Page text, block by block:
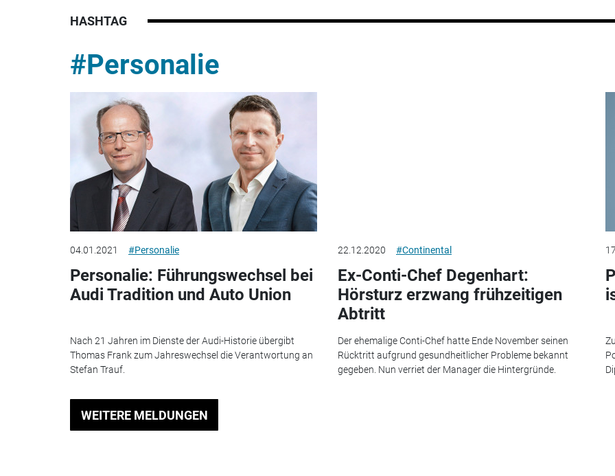
HASHTAG
#Personalie
04.01.2021 #Personalie
Personalie: Führungswechsel bei
Audi Tradition und Auto Union
Nach 21 Jahren im Dienste der Audi-Historie übergibt
Thomas Frank zum Jahreswechsel die Verantwortung an
Stefan Trauf.
22.12.2020 #Continental
Ex-Conti-Chef Degenhart:
Hörsturz erzwang frühzeitigen
Abtritt
Der ehemalige Conti-Chef hatte Ende November seinen
Rücktritt aufgrund gesundheitlicher Probleme bekannt
gegeben. Nun verriet der Manager die Hintergründe.
WEITERE MELDUNGEN